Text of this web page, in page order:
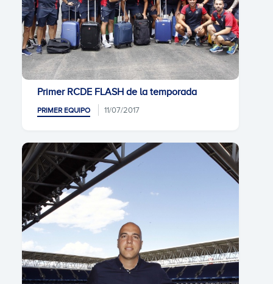
Primer RCDE FLASH de la temporada
PRIMER EQUIPO 11/07/2017